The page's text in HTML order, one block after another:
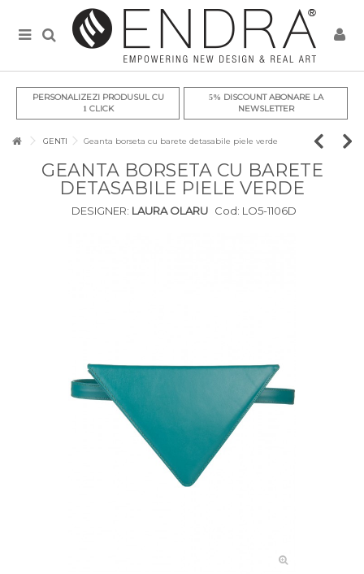
PERSONALIZEZI PRODUSUL CU
1CLICK
5% DISCOUNT ABONARE LA
NEWSLETTER
GENTI Geanta borseta cu barete detasabile piele verde
GEANTA BORSETA CU BARETE
DETASABILE PIELE VERDE
DESIGNER: LAURA OLARU Cod: LO5-1106D